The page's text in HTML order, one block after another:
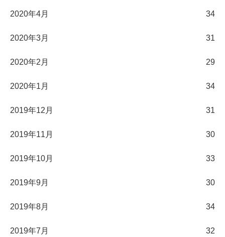
2020年4月 34
2020年3月 31
2020年2月 29
2020年1月 34
2019年12月 31
2019年11月 30
2019年10月 33
2019年9月 30
2019年8月 34
2019年7月 32